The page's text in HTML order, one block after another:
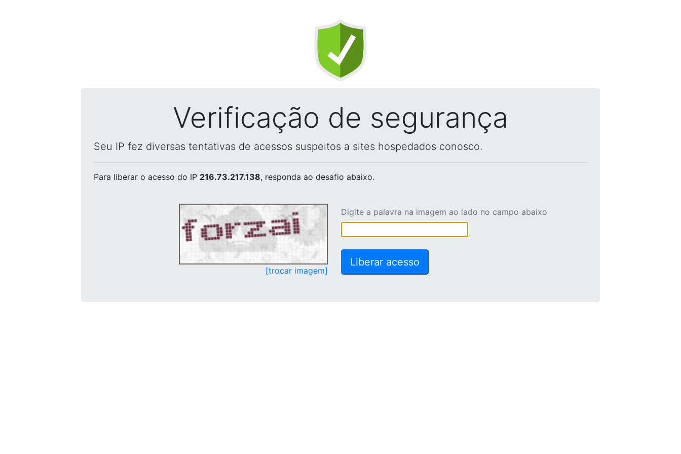
Verificação de segurança
Seu IP fez diversas tentativas de acessos suspeitos a sites hospedados conosco.
Para liberar o acesso do IP 216.73.217.138, responda ao desafio abaixo.
[trocar imagem]
Digite a palavra na imagem ao lado no campo abaixo